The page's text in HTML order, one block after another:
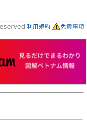
利用規約 免責事項